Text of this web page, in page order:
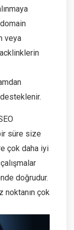
veya
süre size
çok daha iyi
doğrudur.
noktanın çok